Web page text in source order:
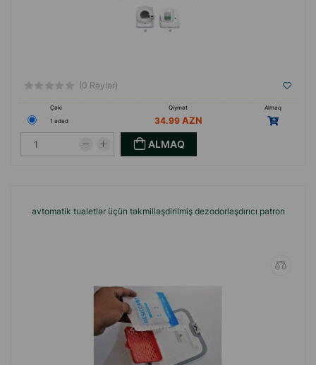
(0 Rəylər)
Çəki Qiymət
Almaq
1 ədəd
34.99
ALMAQ
avtomatik tualetlər üçün təkmilləşdirilmiş dezodorlaşdırıcı patron